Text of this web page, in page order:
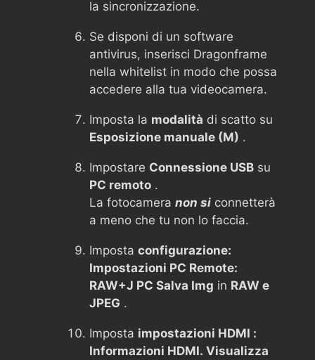
la sincronizzazione.
Se disponi di un software
antivirus, inserisci Dragonframe
nella whitelist in modo che possa
accedere alla tua videocamera.
Imposta la modalità di scatto su
Esposizione manuale (M) .
Impostare Connessione USB su
PC remoto .
La fotocamera non si connetterà
a meno che tu non lo faccia.
Imposta configurazione:
Impostazioni PC Remote:
RAW+J PC Salva Img in RAW e
JPEG .
Imposta impostazioni HDMI :
Informazioni HDMI. Visualizza